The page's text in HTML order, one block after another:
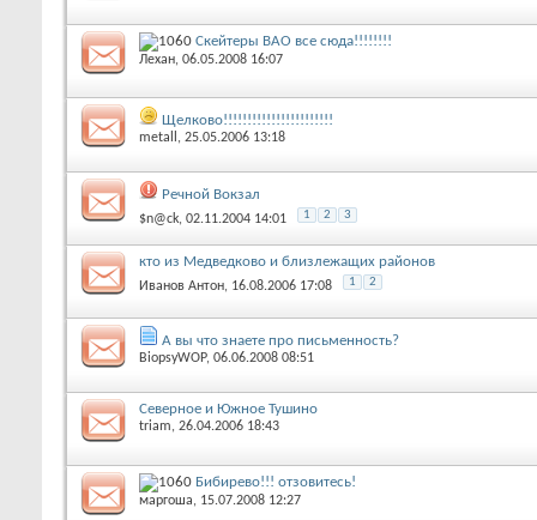
Скейтеры ВАО все сюда!!!!!!!!
Лехан‎, 06.05.2008 16:07
Щелково!!!!!!!!!!!!!!!!!!!!!!!
metall ‎, 25.05.2006 13:18
Речной Вокзал
$n@ck‎, 02.11.2004 14:01 1 2 3
кто из Медведково и близлежащих районов
Иванов Антон‎, 16.08.2006 17:08 1 2
А вы что знаете про письменность?
BiopsyWOP‎, 06.06.2008 08:51
Северное и Южное Тушино
triam‎, 26.04.2006 18:43
Бибирево!!! отзовитесь!
маргоша‎, 15.07.2008 12:27